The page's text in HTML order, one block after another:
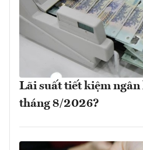
Lãi suất tiết kiệm ngân
tháng 8/2026?